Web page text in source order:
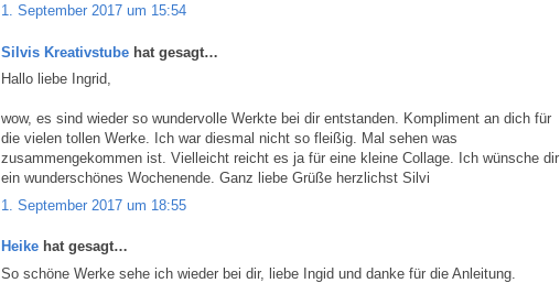
1. September 2017 um 15:54
Silvis Kreativstube hat gesagt…
Hallo liebe Ingrid,
wow, es sind wieder so wundervolle Werkte bei dir entstanden. Kompliment an dich für
die vielen tollen Werke. Ich war diesmal nicht so fleißig. Mal sehen was
zusammengekommen ist. Vielleicht reicht es ja für eine kleine Collage. Ich wünsche dir
ein wunderschönes Wochenende. Ganz liebe Grüße herzlichst Silvi
1. September 2017 um 18:55
Heike hat gesagt…
So schöne Werke sehe ich wieder bei dir, liebe Ingid und danke für die Anleitung.